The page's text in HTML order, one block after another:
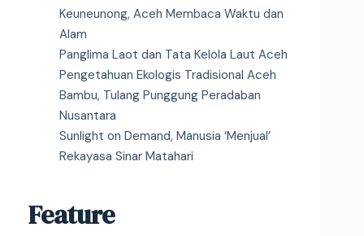
Keuneunong, Aceh Membaca Waktu dan
Alam
Panglima Laot dan Tata Kelola Laut Aceh
Pengetahuan Ekologis Tradisional Aceh
Bambu, Tulang Punggung Peradaban
Nusantara
Sunlight on Demand, Manusia ‘Menjual’
Rekayasa Sinar Matahari
Feature